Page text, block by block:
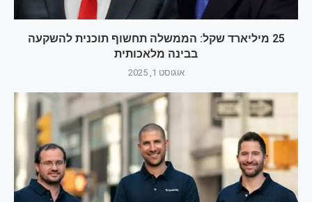
25 מיליארד שקל: הממשלה תחשוף תוכנית להשקעה
בבינה מלאכותית
אוגוסט 1, 2025